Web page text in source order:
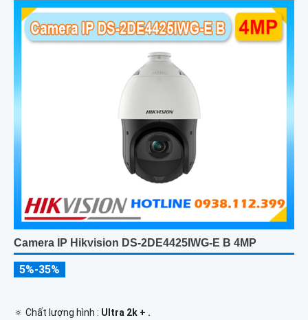
Camera IP Hikvision DS-2DE4425IWG-E B 4MP
5%-35%
🔅 Chất lượng hình : Ultra 2k + .